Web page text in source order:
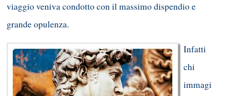
viaggio veniva condotto con il massimo dispendio e
grande opulenza.
Infatti
chi
immagi